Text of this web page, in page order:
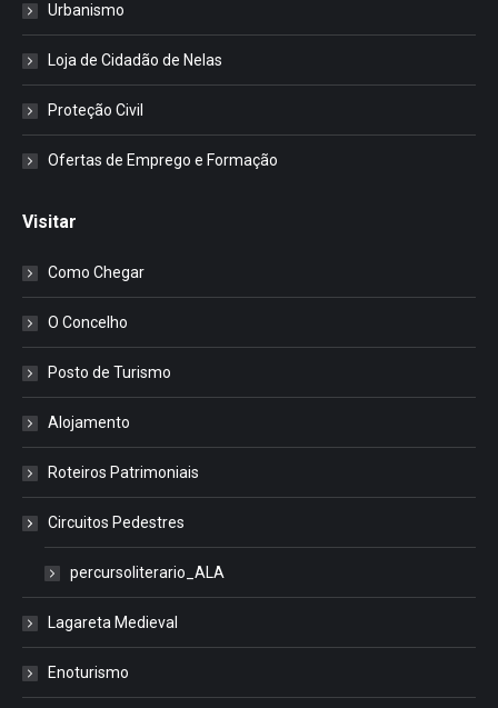
Urbanismo
Loja de Cidadão de Nelas
Proteção Civil
Ofertas de Emprego e Formação
Visitar
Como Chegar
O Concelho
Posto de Turismo
Alojamento
Roteiros Patrimoniais
Circuitos Pedestres
percursoliterario_ALA
Lagareta Medieval
Enoturismo